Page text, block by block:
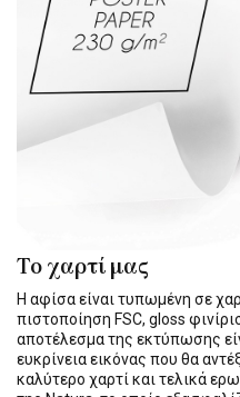
Το χαρτί μας
Η αφίσα είναι τυπωμένη σε
πιστοποίηση FSC, gloss
αποτέλεσμα της εκτύπωσης
ευκρίνεια εικόνας που θα
καλύτερο χαρτί και τελικά